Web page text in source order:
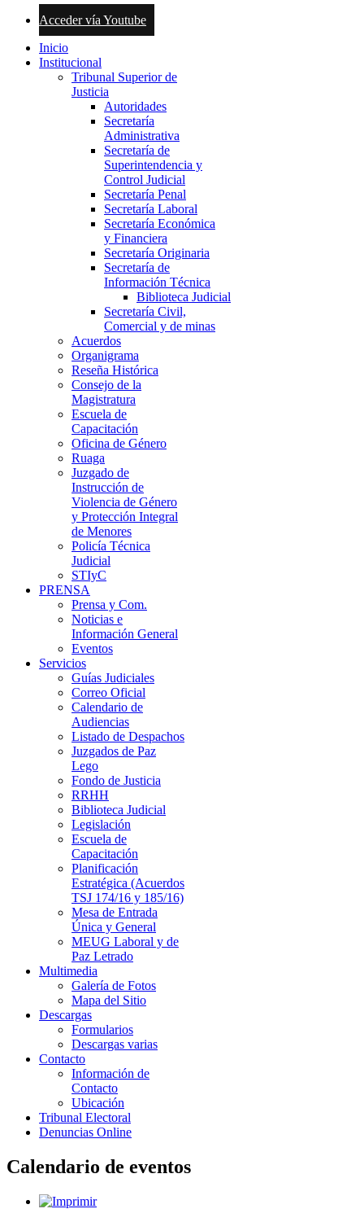
Acceder vía Youtube
Inicio
Institucional
Tribunal Superior de
Justicia
Autoridades
Secretaría
Administrativa
Secretaría de
Superintendencia y
Control Judicial
Secretaría Penal
Secretaría Laboral
Secretaría Económica
y Financiera
Secretaría Originaria
Secretaría de
Información Técnica
Biblioteca Judicial
Secretaría Civil,
Comercial y de minas
Acuerdos
Organigrama
Reseña Histórica
Consejo de la
Magistratura
Escuela de
Capacitación
Oficina de Género
Ruaga
Juzgado de
Instrucción de
Violencia de Género
y Protección Integral
de Menores
Policía Técnica
Judicial
STIyC
PRENSA
Prensa y Com.
Noticias e
Información General
Eventos
Servicios
Guías Judiciales
Correo Oficial
Calendario de
Audiencias
Listado de Despachos
Juzgados de Paz
Lego
Fondo de Justicia
RRHH
Biblioteca Judicial
Legislación
Escuela de
Capacitación
Planificación
Estratégica (Acuerdos
TSJ 174/16 y 185/16)
Mesa de Entrada
Única y General
MEUG Laboral y de
Paz Letrado
Multimedia
Galería de Fotos
Mapa del Sitio
Descargas
Formularios
Descargas varias
Contacto
Información de
Contacto
Ubicación
Tribunal Electoral
Denuncias Online
Calendario de eventos